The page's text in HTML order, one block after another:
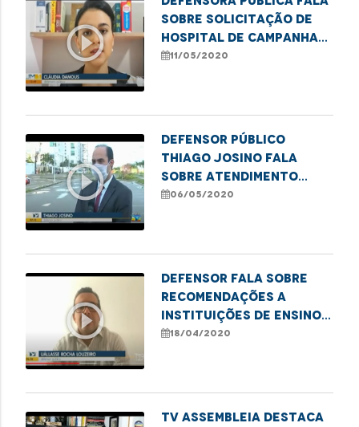
play_circle_outline
sobre solicitação de
Hospital de Campanha
em Santa Inês
11/05/2020
play_circle_outline
Defensor público
Thiago Josino fala
sobre atendimento
remoto da DPE durante
06/05/2020
play_circle_outline
Defensor fala sobre
recomendações a
instituições de ensino
visando resguardar
18/04/2020
TV Assembleia destaca